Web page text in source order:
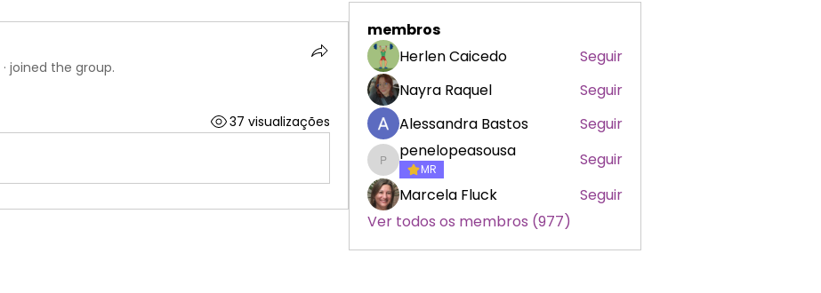
· joined the group.
37 visualizações
membros
Herlen Caicedo
Seguir
Nayra Raquel
Seguir
Alessandra Bastos
Seguir
penelopeasousa
penelopeasousa
MR
Seguir
Marcela Fluck
Seguir
Ver todos os membros (977)